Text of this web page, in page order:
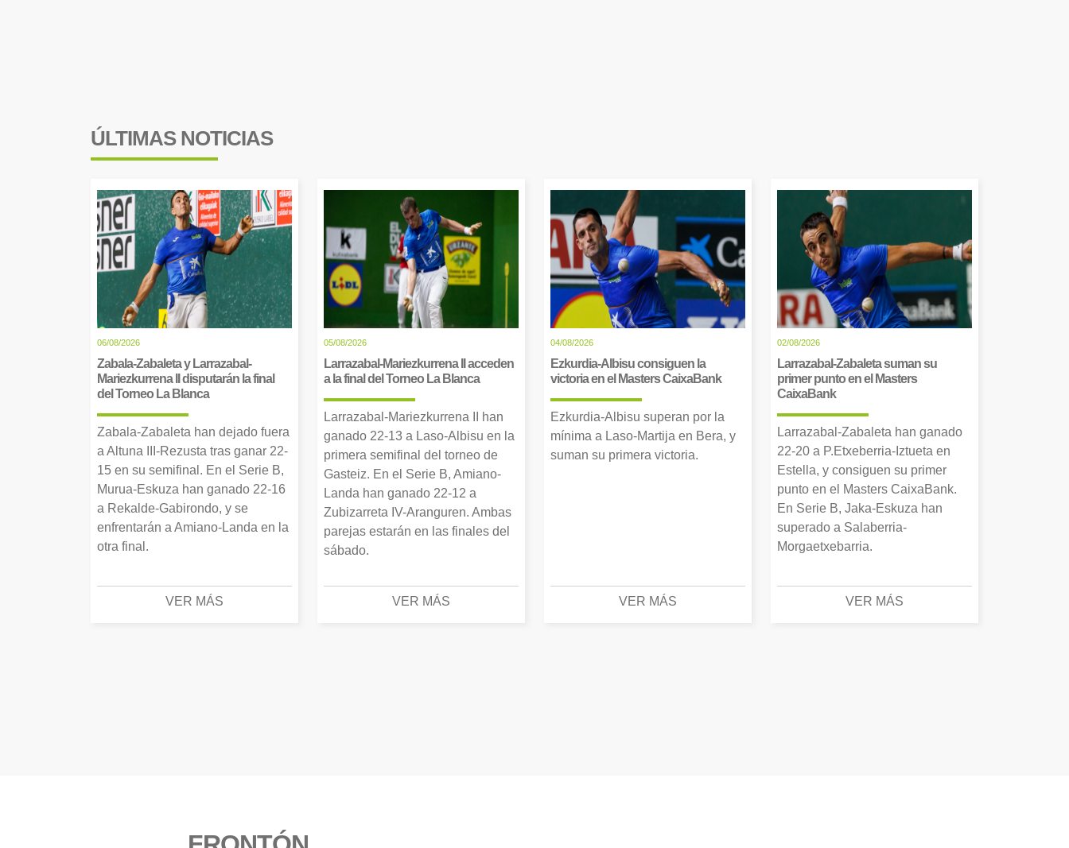
ÚLTIMAS NOTICIAS
06/08/2026
Zabala-Zabaleta y Larrazabal-
Mariezkurrena II disputarán la final
del Torneo La Blanca
Zabala-Zabaleta han dejado fuera
a Altuna III-Rezusta tras ganar 22-
15 en su semifinal. En el Serie B,
Murua-Eskuza han ganado 22-16
a Rekalde-Gabirondo, y se
enfrentarán a Amiano-Landa en la
otra final.
VER MÁS
05/08/2026
Larrazabal-Mariezkurrena II acceden
a la final del Torneo La Blanca
Larrazabal-Mariezkurrena II han
ganado 22-13 a Laso-Albisu en la
primera semifinal del torneo de
Gasteiz. En el Serie B, Amiano-
Landa han ganado 22-12 a
Zubizarreta IV-Aranguren. Ambas
parejas estarán en las finales del
sábado.
VER MÁS
04/08/2026
Ezkurdia-Albisu consiguen la
victoria en el Masters CaixaBank
Ezkurdia-Albisu superan por la
mínima a Laso-Martija en Bera, y
suman su primera victoria.
VER MÁS
02/08/2026
Larrazabal-Zabaleta suman su
primer punto en el Masters
CaixaBank
Larrazabal-Zabaleta han ganado
22-20 a P.Etxeberria-Iztueta en
Estella, y consiguen su primer
punto en el Masters CaixaBank.
En Serie B, Jaka-Eskuza han
superado a Salaberria-
Morgaetxebarria.
VER MÁS